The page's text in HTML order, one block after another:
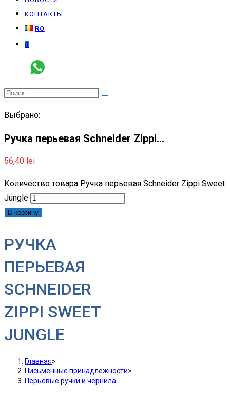
КОНТАКТЫ
RO
0
Выбрано:
Ручка перьевая Schneider Zippi…
56,40 lei
Количество товара Ручка перьевая Schneider Zippi Sweet
Jungle
В корзину
РУЧКА
ПЕРЬЕВАЯ
SCHNEIDER
ZIPPI SWEET
JUNGLE
Главная>
Письменные принадлежности>
Перьевые ручки и чернила